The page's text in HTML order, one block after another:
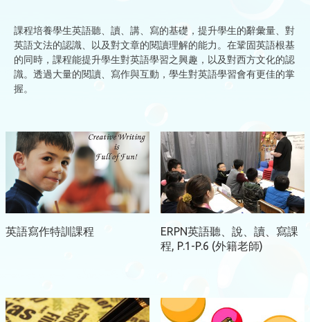
課程培養學生英語聽、讀、講、寫的基礎，提升學生的辭彙量、對
英語文法的認識、以及對文章的閱讀理解的能力。在鞏固英語根基
的同時，課程能提升學生對英語學習之興趣，以及對西方文化的認
識。透過大量的閱讀、寫作與互動，學生對英語學習會有更佳的掌
握。
英語寫作特訓課程
ERPN英語聽、說、讀、寫課
程, P.1-P.6 (外籍老師)